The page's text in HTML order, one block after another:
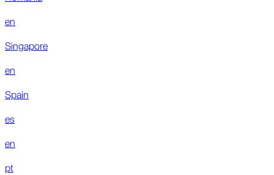
en
Singapore
en
Spain
es
en
pt